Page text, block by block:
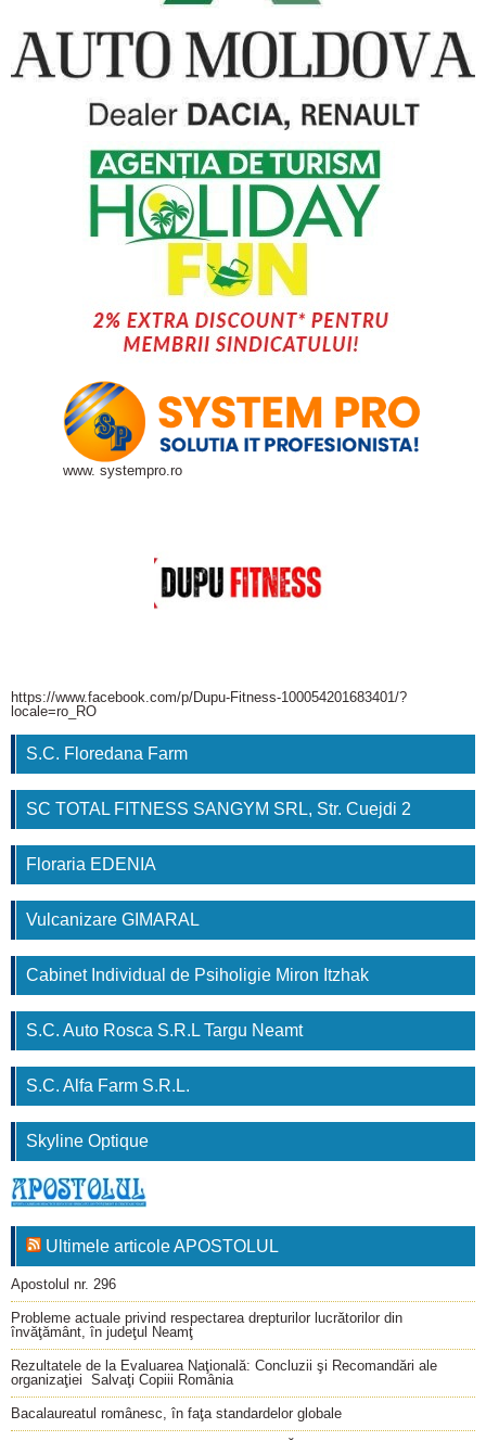
www. systempro.ro
https://www.facebook.com/p/Dupu-Fitness-100054201683401/?
locale=ro_RO
S.C. Floredana Farm
SC TOTAL FITNESS SANGYM SRL, Str. Cuejdi 2
Floraria EDENIA
Vulcanizare GIMARAL
Cabinet Individual de Psiholigie Miron Itzhak
S.C. Auto Rosca S.R.L Targu Neamt
S.C. Alfa Farm S.R.L.
Skyline Optique
Ultimele articole APOSTOLUL
Apostolul nr. 296
Probleme actuale privind respectarea drepturilor lucrătorilor din
învăţământ, în judeţul Neamţ
Rezultatele de la Evaluarea Naţională: Concluzii şi Recomandări ale
organizaţiei Salvaţi Copiii România
Bacalaureatul românesc, în faţa standardelor globale